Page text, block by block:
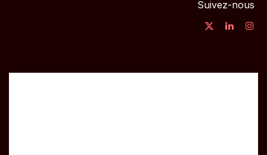
Suivez-nous